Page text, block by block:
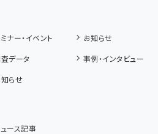
ナー・イベント
お知らせ
データ
事例・インタビュー
らせ
ース記事